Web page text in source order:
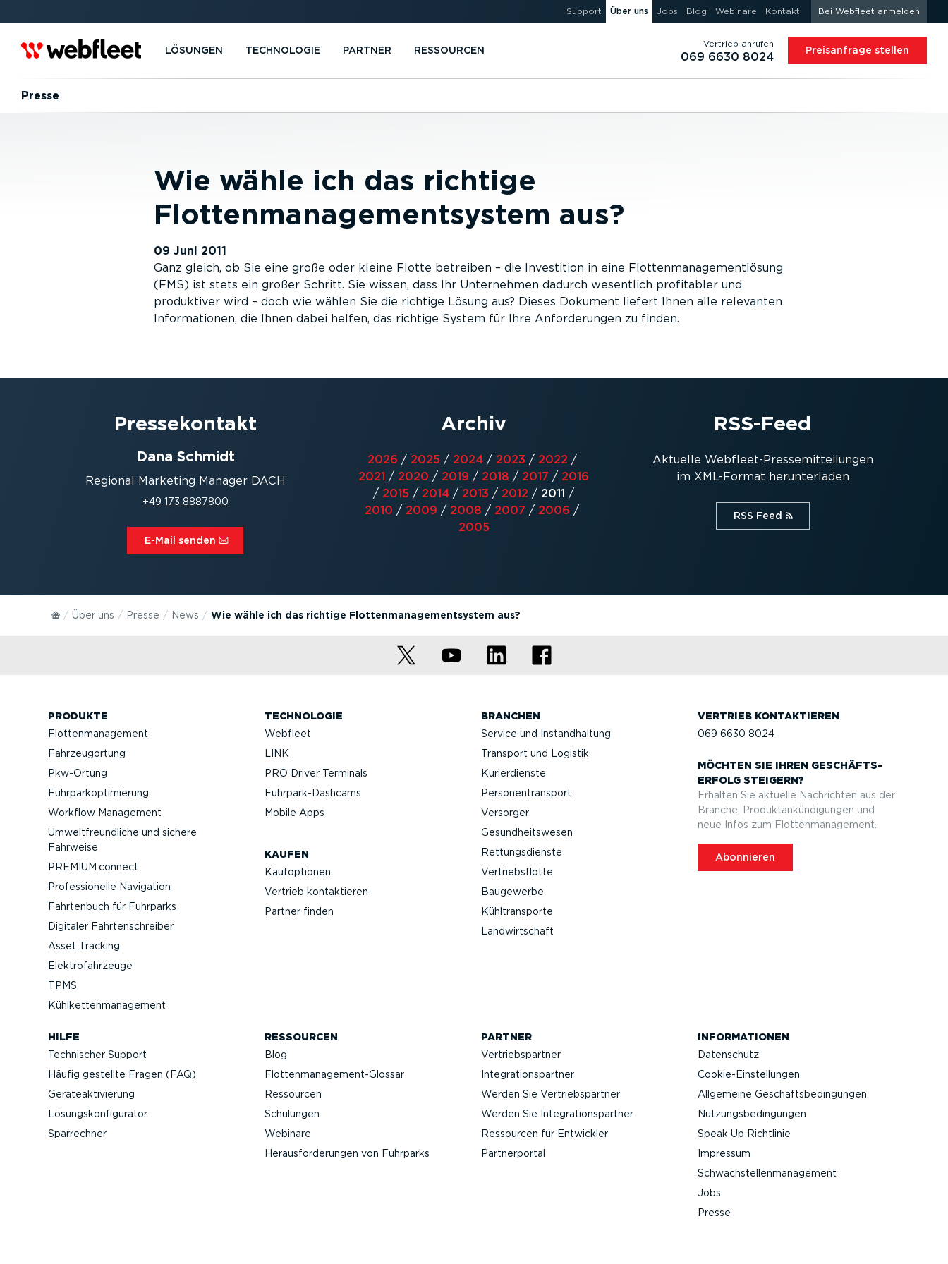
Support Über uns Jobs Blog Webinare Kontakt Bei Webfleet anmelden
LÖSUNGEN TECHNOLOGIE PARTNER RESSOURCEN
Vertrieb anrufen
069 6630 8024 Preis­an­frage stellen
Presse
Wie wähle ich das richtige
Flottenmanagementsystem aus?
09 Juni 2011
Ganz gleich, ob Sie eine große oder kleine Flotte betreiben – die Investition in eine Flottenmanagementlösung
(FMS) ist stets ein großer Schritt. Sie wissen, dass Ihr Unternehmen dadurch wesentlich profitabler und
produktiver wird – doch wie wählen Sie die richtige Lösung aus? Dieses Dokument liefert Ihnen alle relevanten
Informationen, die Ihnen dabei helfen, das richtige System für Ihre Anforderungen zu finden.
Presse­kontakt
Dana Schmidt
Regional Marketing Manager DACH
+49 173 8887800
E-Mail senden⁠
Archiv
2026 / 2025 / 2024/ 2023 / 2022 /
2021 / 2020 / 2019 / 2018 / 2017 / 2016
/ 2015 / 2014 / 2013 / 2012 / 2011 /
2010 / 2009 / 2008 / 2007 / 2006 /
2005
RSS-Feed
Aktuelle Webfleet-Pres­se­mit­tei­lungen
im XML-Format herun­ter­laden
RSS Feed⁠
Über uns Presse News Wie wähle ich das richtige Flottenmanagementsystem aus?
PRODUKTE
Flotten­ma­nagement
Fahrzeu­g­ortung
Pkw-Ortung
Fuhrpar­k­op­ti­mierung
Workflow Management
Umwelt­freund­liche und sichere
Fahrweise
PREMIUM.connect
Profes­sio­nelle Navigation
Fahrtenbuch für Fuhrparks
Digitaler Fahrten­schreiber
Asset Tracking
Elektro­fahr­zeuge
TPMS
Kühlket­ten­ma­nagement
TECHNOLOGIE
Webfleet
LINK
PRO Driver Terminals
Fuhrpar­k-Da­shcams
Mobile Apps
KAUFEN
Kaufop­tionen
Vertrieb kontak­tieren
Partner finden
BRANCHEN
Service und Instand­haltung
Transport und Logistik
Kurier­dienste
Perso­nen­transport
Versorger
Gesund­heits­wesen
Rettungs­dienste
Vertriebs­flotte
Baugewerbe
Kühltrans­porte
Landwirt­schaft
VERTRIEB KONTAK­TIEREN
069 6630 8024
MÖCHTEN SIE IHREN GESCHÄFTS­
ERFOLG STEIGERN?
Erhalten Sie aktuelle Nachrichten aus der
Branche, Produktan­kün­di­gungen und
neue Infos zum Flotten­ma­nagement.
Abonnieren
HILFE
Technischer Support
Häufig gestellte Fragen (FAQ)
Geräteak­ti­vierung
Lösungs­kon­fi­gu­rator
Sparrechner
RESSOURCEN
Blog
Flotten­management-Glossar
Ressourcen
Schulungen
Webinare
Heraus­for­de­rungen von Fuhrparks
PARTNER
Vertriebs­partner
Integra­ti­ons­partner
Werden Sie Vertriebs­partner
Werden Sie Integra­ti­ons­partner
Ressourcen für Entwickler
Partner­portal
INFOR­MA­TIONEN
Datenschutz
Cookie-Ein­stel­lungen
Allgemeine Geschäfts­be­din­gungen
Nutzungs­be­din­gungen
Speak Up Richtlinie
Impressum
Schwach­stel­len­ma­nagement
Jobs
Presse